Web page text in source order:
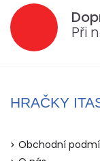
Při
HRAČKY
Obchodní